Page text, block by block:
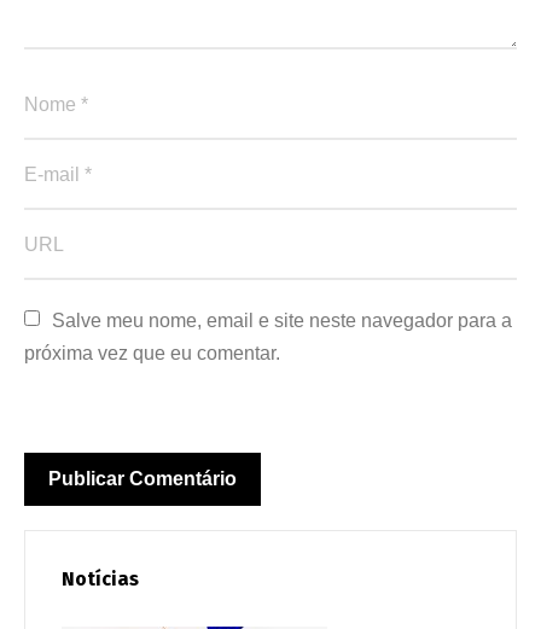
Salve meu nome, email e site neste navegador para a
próxima vez que eu comentar.
Notícias